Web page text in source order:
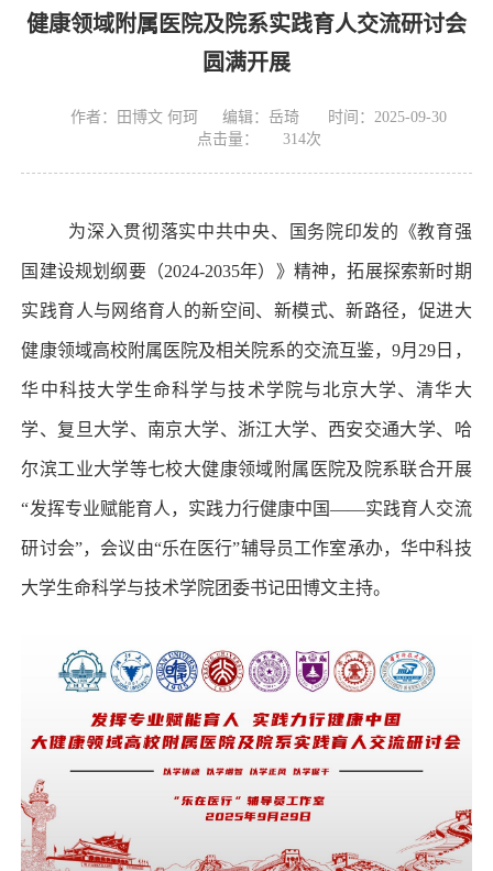
健康领域附属医院及院系实践育人交流研讨会
圆满开展
作者：田博文 何珂 编辑：岳琦
时间：2025-09-30
点击量：
314次
为深入贯彻落实中共中央、国务院印发的《教育强
国建设规划纲要（2024-2035年）》精神，拓展探索新时期
实践育人与网络育人的新空间、新模式、新路径，促进大
健康领域高校附属医院及相关院系的交流互鉴，9月29日，
华中科技大学生命科学与技术学院与北京大学、清华大
学、复旦大学、南京大学、浙江大学、西安交通大学、哈
尔滨工业大学等七校大健康领域附属医院及院系联合开展
“发挥专业赋能育人，实践力行健康中国——实践育人交流
研讨会”，会议由“乐在医行”辅导员工作室承办，华中科技
大学生命科学与技术学院团委书记田博文主持。